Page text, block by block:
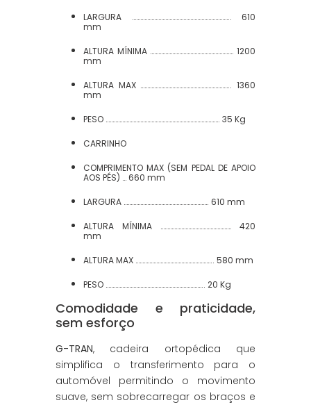
LARGURA …………………………………………………………….. 610
mm
ALTURA MÍNIMA …………………………………………………… 1200
mm
ALTURA MAX ……………………………………………………….. 1360
mm
PESO ………………………………………………………………………. 35 Kg
CARRINHO
COMPRIMENTO MAX (SEM PEDAL DE APOIO
AOS PÉS) … 660 mm
LARGURA ……………………………………………………. 610 mm
ALTURA MÍNIMA …………………………………………… 420
mm
ALTURA MAX ……………………………………………….. 580 mm
PESO …………………………………………………………….. 20 Kg
Comodidade e praticidade,
sem esforço
G-TRAN, cadeira ortopédica que
simplifica o transferimento para o
automóvel permitindo o movimento
suave, sem sobrecarregar os braços e